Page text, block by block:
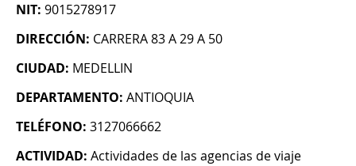
NIT: 9015278917
DIRECCIÓN: CARRERA 83 A 29 A 50
CIUDAD: MEDELLIN
DEPARTAMENTO: ANTIOQUIA
TELÉFONO: 3127066662
ACTIVIDAD: Actividades de las agencias de viaje